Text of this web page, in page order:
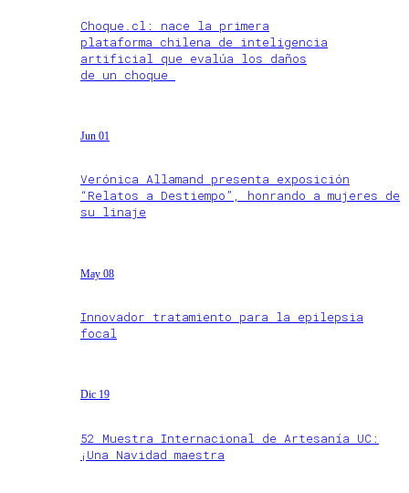
Choque.cl: nace la primera
plataforma chilena de inteligencia
artificial que evalúa los daños
de un choque
Jun 01
Verónica Allamand presenta exposición
“Relatos a Destiempo”, honrando a mujeres de
su linaje
May 08
Innovador tratamiento para la epilepsia
focal
Dic 19
52 Muestra Internacional de Artesanía UC:
¡Una Navidad maestra